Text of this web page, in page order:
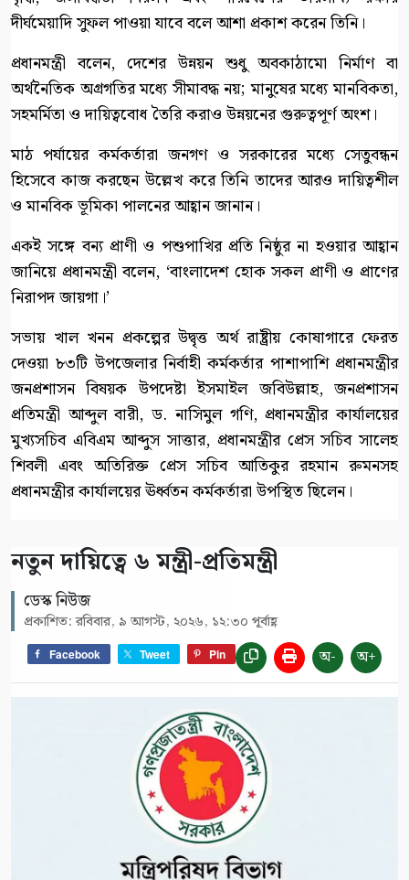
দীর্ঘমেয়াদি সুফল পাওয়া যাবে বলে আশা প্রকাশ করেন তিনি।
প্রধানমন্ত্রী বলেন, দেশের উন্নয়ন শুধু অবকাঠামো নির্মাণ বা
অর্থনৈতিক অগ্রগতির মধ্যে সীমাবদ্ধ নয়; মানুষের মধ্যে মানবিকতা,
সহমর্মিতা ও দায়িত্ববোধ তৈরি করাও উন্নয়নের গুরুত্বপূর্ণ অংশ।
মাঠ পর্যায়ের কর্মকর্তারা জনগণ ও সরকারের মধ্যে সেতুবন্ধন
হিসেবে কাজ করছেন উল্লেখ করে তিনি তাদের আরও দায়িত্বশীল
ও মানবিক ভূমিকা পালনের আহ্বান জানান।
একই সঙ্গে বন্য প্রাণী ও পশুপাখির প্রতি নিষ্ঠুর না হওয়ার আহ্বান
জানিয়ে প্রধানমন্ত্রী বলেন, ‘বাংলাদেশ হোক সকল প্রাণী ও প্রাণের
নিরাপদ জায়গা।’
সভায় খাল খনন প্রকল্পের উদ্বৃত্ত অর্থ রাষ্ট্রীয় কোষাগারে ফেরত
দেওয়া ৮৩টি উপজেলার নির্বাহী কর্মকর্তার পাশাপাশি প্রধানমন্ত্রীর
জনপ্রশাসন বিষয়ক উপদেষ্টা ইসমাইল জবিউল্লাহ, জনপ্রশাসন
প্রতিমন্ত্রী আব্দুল বারী, ড. নাসিমুল গণি, প্রধানমন্ত্রীর কার্যালয়ের
মুখ্যসচিব এবিএম আব্দুস সাত্তার, প্রধানমন্ত্রীর প্রেস সচিব সালেহ
শিবলী এবং অতিরিক্ত প্রেস সচিব আতিকুর রহমান রুমনসহ
প্রধানমন্ত্রীর কার্যালয়ের ঊর্ধ্বতন কর্মকর্তারা উপস্থিত ছিলেন।
নতুন দায়িত্বে ৬ মন্ত্রী-প্রতিমন্ত্রী
ডেস্ক নিউজ
প্রকাশিত: রবিবার, ৯ আগস্ট, ২০২৬, ১২:৩০ পূর্বাহ্ণ
Facebook Tweet Pin অ- অ+